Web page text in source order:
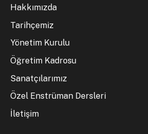
Hakkımızda
Tarihçemiz
Yönetim Kurulu
Öğretim Kadrosu
Sanatçılarımız
Özel Enstrüman Dersleri
İletişim